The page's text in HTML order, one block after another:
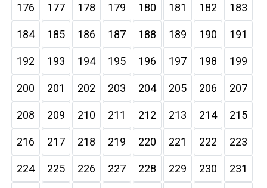
176 177 178 179 180 181 182 183
184 185 186 187 188 189 190 191
192 193 194 195 196 197 198 199
200 201 202 203 204 205 206 207
208 209 210 211 212 213 214 215
216 217 218 219 220 221 222 223
224 225 226 227 228 229 230 231